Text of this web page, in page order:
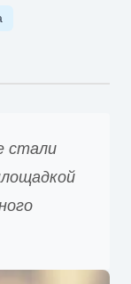
стали